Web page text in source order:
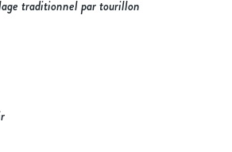
traditionnel par tourillon